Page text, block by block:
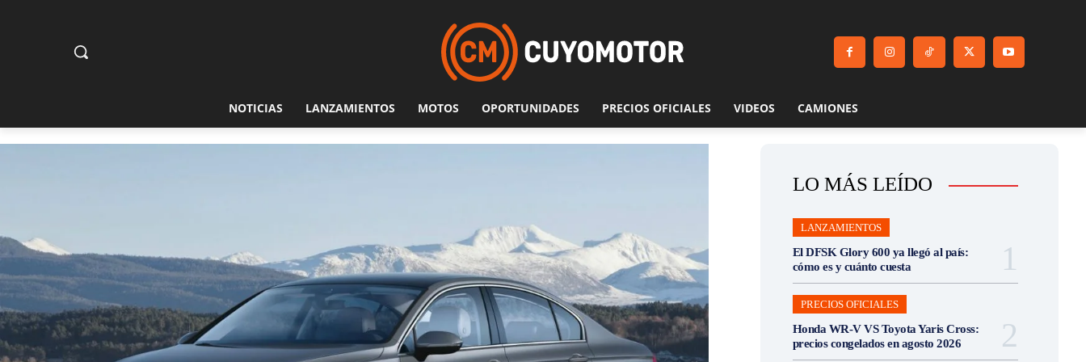
NOTICIAS LANZAMIENTOS MOTOS OPORTUNIDADES PRECIOS OFICIALES VIDEOS CAMIONES
LO MÁS LEÍDO
LANZAMIENTOS
El DFSK Glory 600 ya llegó al país:
cómo es y cuánto cuesta
PRECIOS OFICIALES
Honda WR-V VS Toyota Yaris Cross:
precios congelados en agosto 2026